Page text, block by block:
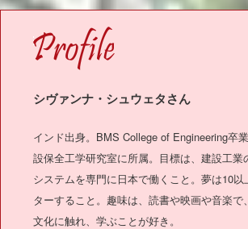
シヴァンナ・シュウェタさん
インド出身。BMS College of Engineering卒
設保全工学研究室に所属。目標は、建設工業
システムを専門に日本で働くこと。夢は10
ターすること。趣味は、読書や映画や音楽で
文化に触れ、学ぶことが好き。